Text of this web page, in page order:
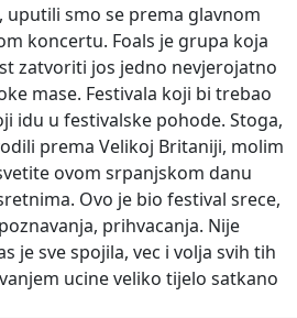
uputili smo se prema glavnom
koncertu. Foals je grupa koja
zatvoriti jos jedno nevjerojatno
mase. Festivala koji bi trebao
idu u festivalske pohode. Stoga,
prema Velikoj Britaniji, molim
ovom srpanjskom danu
Ovo je bio festival srece,
prihvacanja. Nije
je sve spojila, vec i volja svih tih
ucine veliko tijelo satkano